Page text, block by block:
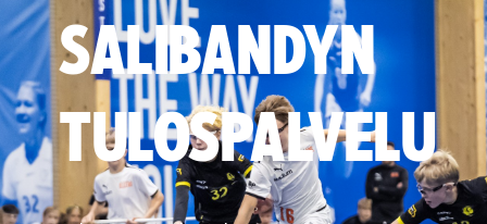
SALIBANDYN
TULOSPALVELU